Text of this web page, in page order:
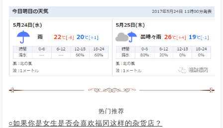
热门推荐
○如果你是女生是否会喜欢福冈这样的杂货店？